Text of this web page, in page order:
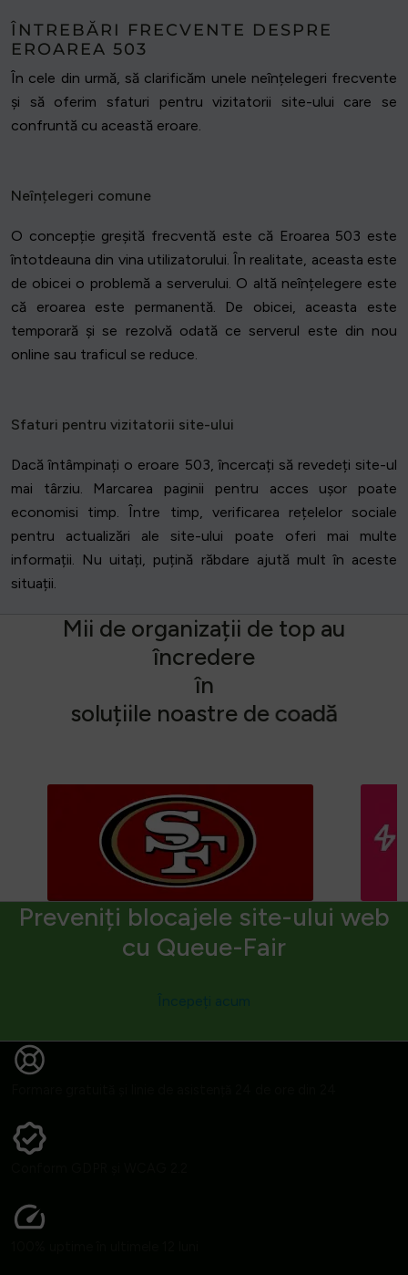
ÎNTREBĂRI FRECVENTE DESPRE
EROAREA 503
În cele din urmă, să clarificăm unele neînțelegeri frecvente
și să oferim sfaturi pentru vizitatorii site-ului care se
confruntă cu această eroare.
Neînțelegeri comune
O concepție greșită frecventă este că Eroarea 503 este
întotdeauna din vina utilizatorului. În realitate, aceasta este
de obicei o problemă a serverului. O altă neînțelegere este
că eroarea este permanentă. De obicei, aceasta este
temporară și se rezolvă odată ce serverul este din nou
online sau traficul se reduce.
Sfaturi pentru vizitatorii site-ului
Dacă întâmpinați o eroare 503, încercați să revedeți site-ul
mai târziu. Marcarea paginii pentru acces ușor poate
economisi timp. Între timp, verificarea rețelelor sociale
pentru actualizări ale site-ului poate oferi mai multe
informații. Nu uitați, puțină răbdare ajută mult în aceste
situații.
Mii de organizații de top au
încredere
în
soluțiile noastre de coadă
Preveniți blocajele site-ului web
cu Queue-Fair